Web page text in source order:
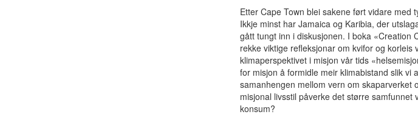
Etter Cape Town blei sakene ført vidare med
Ikkje minst har Jamaica og Karibia, der
gått tungt inn i diskusjonen. I boka «Creation
rekke viktige refleksjonar om kvifor og korleis
klimaperspektivet i misjon vår tids
for misjon å formidle meir klimabistand slik vi
samanhengen mellom vern om skaparverket
misjonal livsstil påverke det større
konsum?